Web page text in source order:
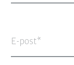
E-post